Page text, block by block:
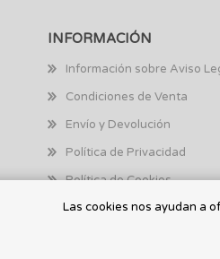
INFORMACIÓN
Información sobre Aviso
Condiciones de Venta
Envío y Devolución
Política de Privacidad
Política de Cookies
Las cookies nos ayudan a